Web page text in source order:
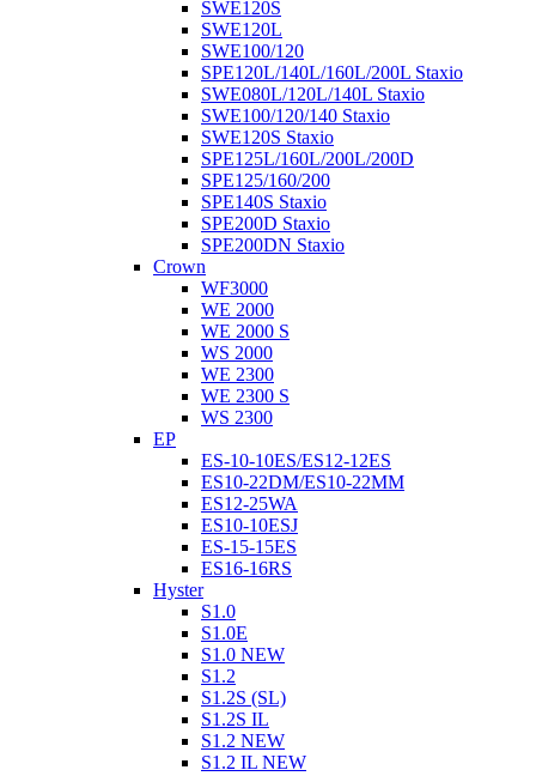
SWE120S
SWE120L
SWE100/120
SPE120L/140L/160L/200L Staxio
SWE080L/120L/140L Staxio
SWE100/120/140 Staxio
SWE120S Staxio
SPE125L/160L/200L/200D
SPE125/160/200
SPE140S Staxio
SPE200D Staxio
SPE200DN Staxio
Crown
WF3000
WE 2000
WE 2000 S
WS 2000
WE 2300
WE 2300 S
WS 2300
EP
ES-10-10ES/ES12-12ES
ES10-22DM/ES10-22MM
ES12-25WA
ES10-10ESJ
ES-15-15ES
ES16-16RS
Hyster
S1.0
S1.0E
S1.0 NEW
S1.2
S1.2S (SL)
S1.2S IL
S1.2 NEW
S1.2 IL NEW